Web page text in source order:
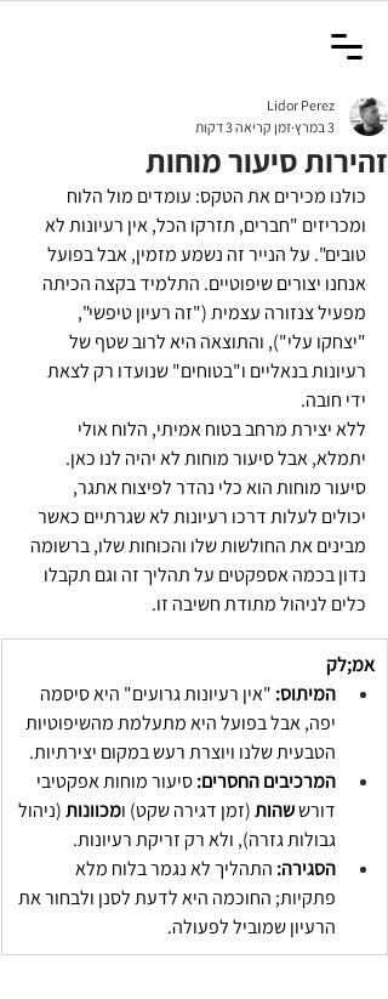
זהירות סיעור מוחות
Lidor Perez
3 במרץ
זמן קריאה 3 דקות
כולנו מכירים את הטקס: עומדים מול הלוח
ומכריזים "חברים, תזרקו הכל, אין רעיונות לא
טובים". על הנייר זה נשמע מזמין, אבל בפועל
אנחנו יצורים שיפוטיים. התלמיד בקצה הכיתה
מפעיל צנזורה עצמית ("זה רעיון טיפשי",
"יצחקו עלי"), והתוצאה היא לרוב שטף של
רעיונות בנאליים ו"בטוחים" שנועדו רק לצאת
ידי חובה.
ללא יצירת מרחב בטוח אמיתי, הלוח אולי
יתמלא, אבל סיעור מוחות לא יהיה לנו כאן.
סיעור מוחות הוא כלי נהדר לפיצוח אתגר,
יכולים לעלות דרכו רעיונות לא שגרתיים כאשר
מבינים את החולשות שלו והכוחות שלו, ברשומה
נדון בכמה אספקטים על תהליך זה וגם תקבלו
כלים לניהול מתודת חשיבה זו.
אמ;לק
המיתוס: "אין רעיונות גרועים" היא סיסמה
יפה, אבל בפועל היא מתעלמת מהשיפוטיות
הטבעית שלנו ויוצרת רעש במקום יצירתיות.
המרכיבים החסרים: סיעור מוחות אפקטיבי
דורש שהות (זמן דגירה שקט) ומכוונות (ניהול
גבולות גזרה), ולא רק זריקת רעיונות.
הסגירה: התהליך לא נגמר בלוח מלא
פתקיות; החוכמה היא לדעת לסנן ולבחור את
הרעיון שמוביל לפעולה.